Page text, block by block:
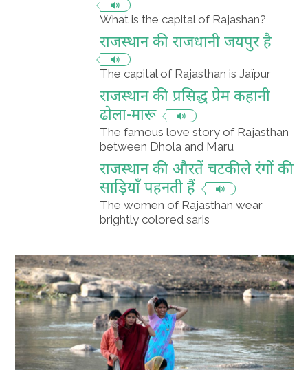
What is the capital of Rajashan?
राजस्थान की राजधानी जयपुर है
The capital of Rajasthan is Jaïpur
राजस्थान की प्रसिद्ध प्रेम कहानी
ढोला-मारू
The famous love story of Rajasthan
between Dhola and Maru
राजस्थान की औरतें चटकीले रंगों की
साड़ियाँ पहनती हैं
The women of Rajasthan wear
brightly colored saris